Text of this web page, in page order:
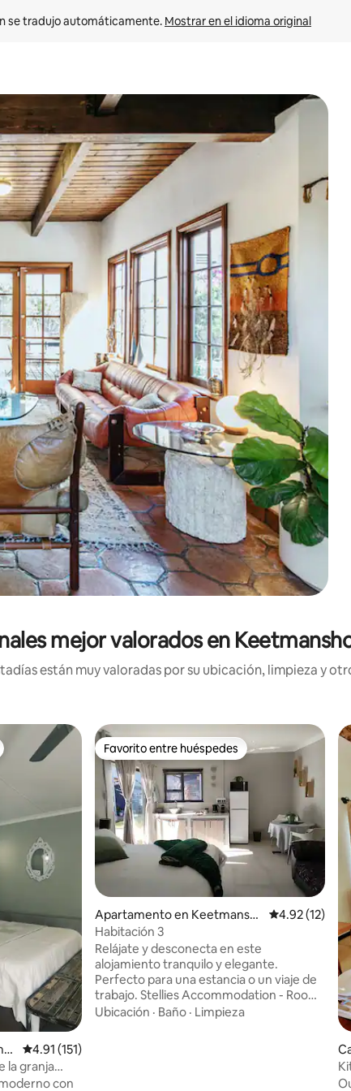
se tradujo automáticamente. Mostrar en el idioma original
hacia arriba y hacia abajo o explora con el tacto o desliza el
mejor valorados en
están muy valoradas por su ubicación, limpieza y
Calificación promedio: 4.91 de 5, 151 reseñas
4.91 (151)
la granja
con
Favorito entre huéspedes
Favorito entre huéspedes
Apartamento en Keetmansh
oop
Calificación
4.92 (12)
Habitación 3
Relájate y desconecta en este
alojamiento tranquilo y elegante.
Perfecto para una estancia o un viaje de
trabajo. Stellies Accommodation - Room
3 ofrece aparcamiento privado y wifi
Ubicación · Baño · Limpieza